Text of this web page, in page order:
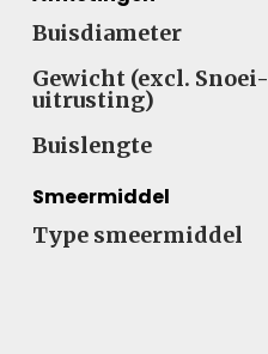
Buisdiameter
Gewicht (excl. Snoei-
uitrusting)
Buislengte
Smeermiddel
Type smeermiddel